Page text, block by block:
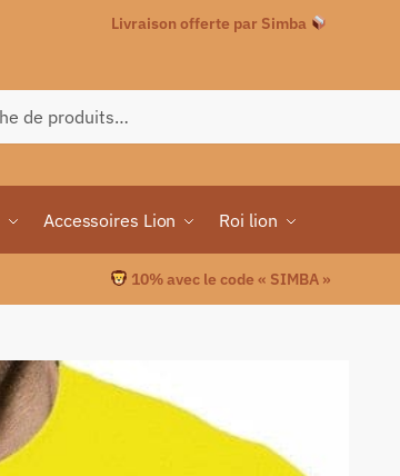
Livraison offerte par Simba
Accessoires Lion Roi lion
10% avec le code « SIMBA »